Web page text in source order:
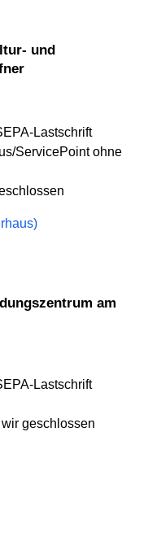
Lastschrift
ServicePoint ohne
Lastschrift
geschlossen